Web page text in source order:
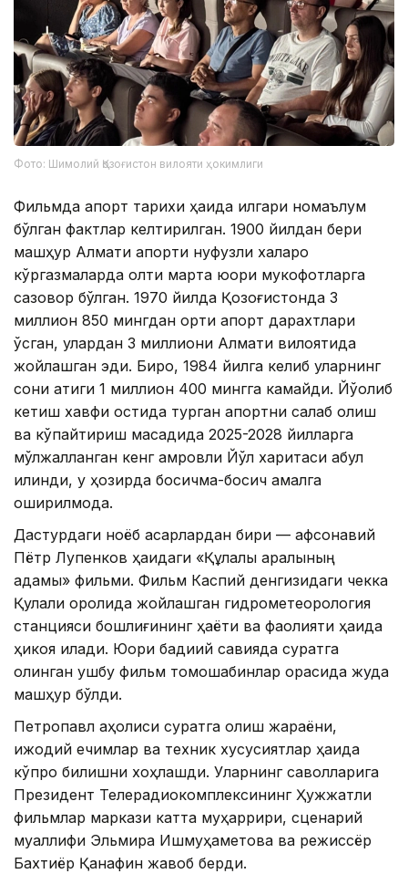
Фото: Шимолий Қозоғистон вилояти ҳокимлиги
Фильмда апорт тарихи ҳақида илгари номаълум
бўлган фактлар келтирилган. 1900 йилдан бери
машҳур Алмати апорти нуфузли халқаро
кўргазмаларда олти марта юқори мукофотларга
сазовор бўлган. 1970 йилда Қозоғистонда 3
миллион 850 мингдан ортиқ апорт дарахтлари
ўсган, улардан 3 миллиони Алмати вилоятида
жойлашган эди. Бироқ, 1984 йилга келиб уларнинг
сони атиги 1 миллион 400 мингга камайди. Йўқолиб
кетиш хавфи остида турган апортни сақлаб қолиш
ва кўпайтириш мақсадида 2025-2028 йилларга
мўлжалланган кенг қамровли Йўл харитаси қабул
қилинди, у ҳозирда босқичма-босқич амалга
оширилмоқда.
Дастурдаги ноёб асарлардан бири — афсонавий
Пётр Лупенков ҳақидаги «Құлалы аралының
адамы» фильми. Фильм Каспий денгизидаги чекка
Қулали оролида жойлашган гидрометеорология
станцияси бошлиғининг ҳаёти ва фаолияти ҳақида
ҳикоя қилади. Юқори бадиий савияда суратга
олинган ушбу фильм томошабинлар орасида жуда
машҳур бўлди.
Петропавл аҳолиси суратга олиш жараёни,
ижодий ечимлар ва техник хусусиятлар ҳақида
кўпроқ билишни хоҳлашди. Уларнинг саволларига
Президент Телерадиокомплексининг Ҳужжатли
фильмлар маркази катта муҳаррири, сценарий
муаллифи Эльмира Ишмуҳаметова ва режиссёр
Бахтиёр Қанафин жавоб берди.